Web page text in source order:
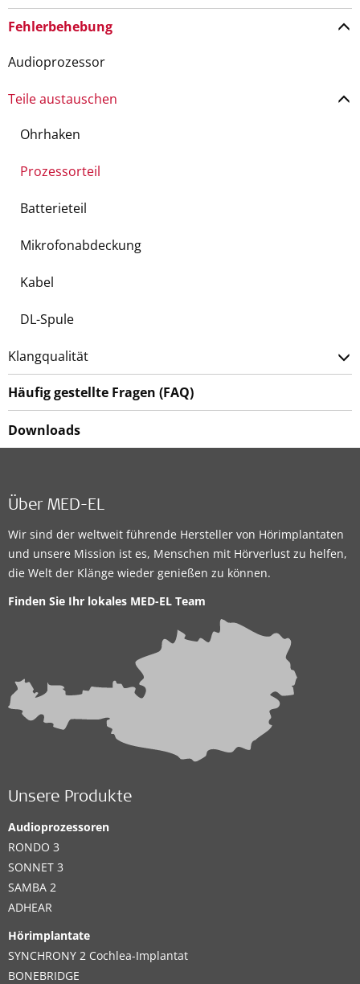
Fehlerbehebung
Audioprozessor
Teile austauschen
Ohrhaken
Prozessorteil
Batterieteil
Mikrofonabdeckung
Kabel
DL-Spule
Klangqualität
Häufig gestellte Fragen (FAQ)
Downloads
Über MED-EL
Wir sind der weltweit führende Hersteller von Hörimplantaten
und unsere Mission ist es, Menschen mit Hörverlust zu helfen,
die Welt der Klänge wieder genießen zu können.
Finden Sie Ihr lokales MED-EL Team
Unsere Produkte
Audioprozessoren
RONDO 3
SONNET 3
SAMBA 2
ADHEAR
Hörimplantate
SYNCHRONY 2 Cochlea-Implantat
BONEBRIDGE